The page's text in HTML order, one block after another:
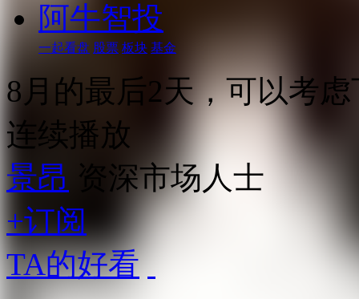
阿牛智投
一起看盘 股票 板块 基金
8月的最后2天，可以考
连续播放
景昂 资深市场人士
+订阅
TA的好看